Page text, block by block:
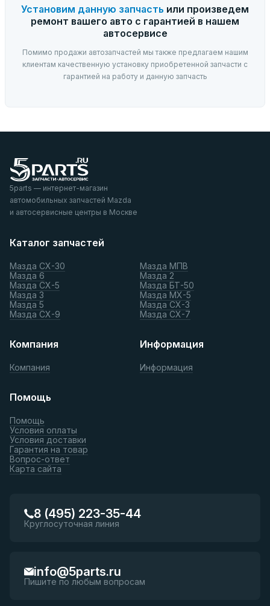
Установим данную запчасть или произведем
ремонт вашего авто с гарантией в нашем
автосервисе
Помимо продажи автозапчастей мы также предлагаем нашим
клиентам качественную установку приобретенной запчасти с
гарантией на работу и данную запчасть
5parts — интернет-магазин
автомобильных запчастей Mazda
и автосервисные центры в Москве
Каталог запчастей
Мазда СХ-30
Мазда 6
Мазда СХ-5
Мазда 3
Мазда 5
Мазда СХ-9
Мазда МПВ
Мазда 2
Мазда БТ-50
Мазда МХ-5
Мазда СХ-3
Мазда СХ-7
Компания
Компания
Информация
Информация
Помощь
Помощь
Условия оплаты
Условия доставки
Гарантия на товар
Вопрос-ответ
Карта сайта
8 (495) 223-35-44
Круглосуточная линия
info@5parts.ru
Пишите по любым вопросам